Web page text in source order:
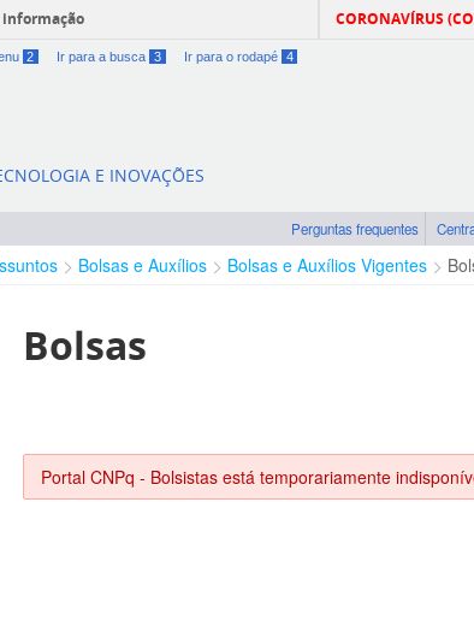
informação CORONAVÍRUS
2 Ir para a busca 3 Ir para o rodapé 4
E INOVAÇÕES
Perguntas frequentes
Bolsas e Auxílios Bolsas e Auxílios Vigentes
Bolsas
Portal CNPq - Bolsistas está temporariamente